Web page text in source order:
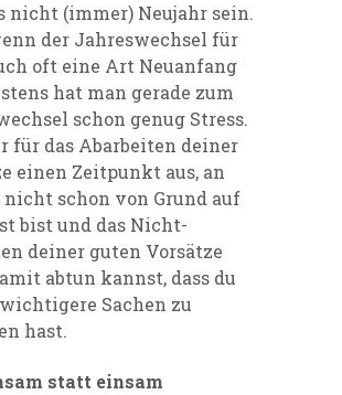
nicht (immer) Neujahr sein.
der Jahreswechsel für
oft eine Art Neuanfang
hat man gerade zum
schon genug Stress.
für das Abarbeiten deiner
einen Zeitpunkt aus, an
nicht schon von Grund auf
bist und das Nicht-
deiner guten Vorsätze
abtun kannst, dass du
Sachen zu
hast.
statt einsam